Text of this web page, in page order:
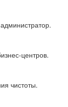
центров.
чистоты.